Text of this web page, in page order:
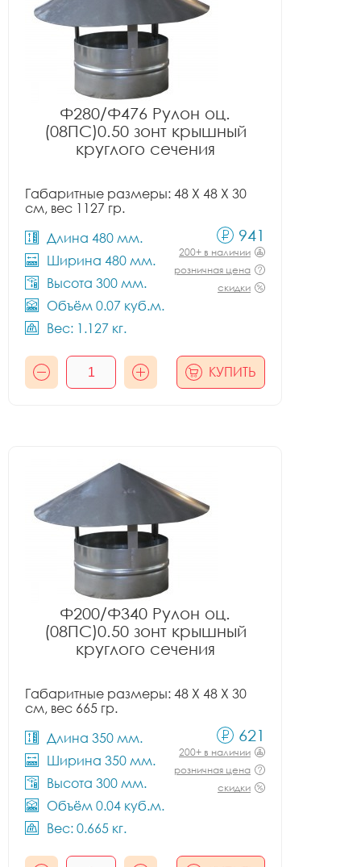
Ф280/Ф476 Рулон оц.
(08ПС)0.50 зонт крышный
круглого сечения
Габаритные размеры: 48 X 48 X 30
см, вес 1127 гр.
Длина 480 мм.
Ширина 480 мм.
Высота 300 мм.
Объём 0.07 куб.м.
Вес: 1.127 кг.
941
200+ в наличии
розничная цена
скидки
КУПИТЬ
Ф200/Ф340 Рулон оц.
(08ПС)0.50 зонт крышный
круглого сечения
Габаритные размеры: 48 X 48 X 30
см, вес 665 гр.
Длина 350 мм.
Ширина 350 мм.
Высота 300 мм.
Объём 0.04 куб.м.
Вес: 0.665 кг.
621
200+ в наличии
розничная цена
скидки